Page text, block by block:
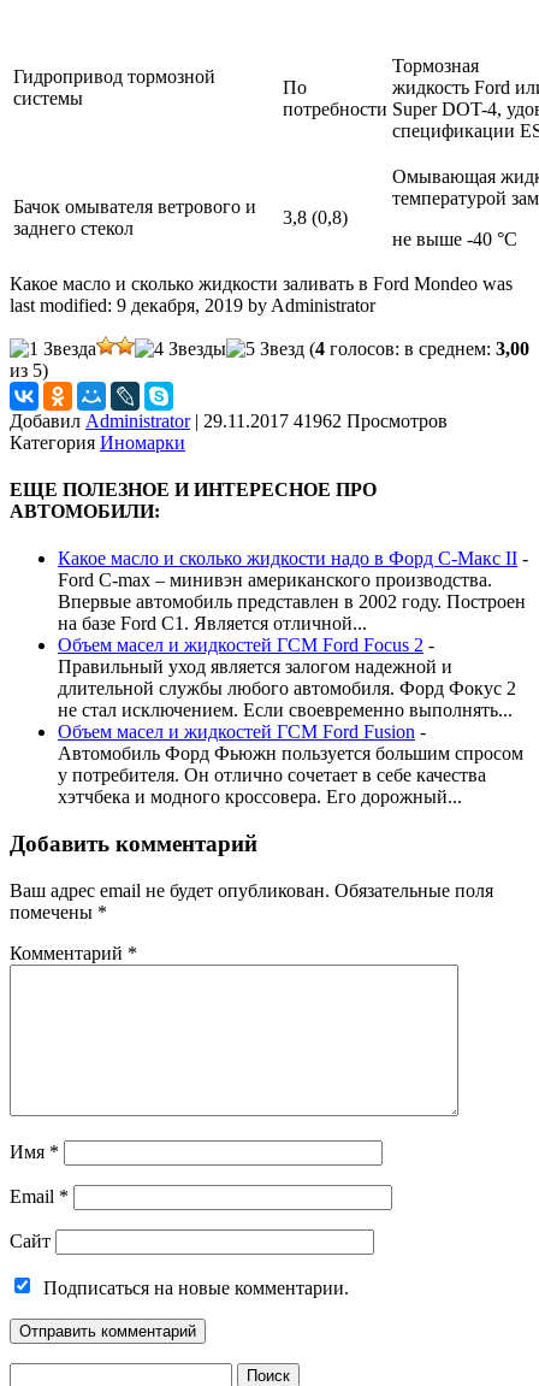
Гидропривод тормозной
системы
По
потребности
Тормозная
жидкость Ford
Super DOT-4,
спецификации
Бачок омывателя ветрового и
заднего стекол
3,8 (0,8)
Омывающая
температурой
не выше -40 °С
Какое масло и сколько жидкости заливать в Ford Mondeo was
last modified: 9 декабря, 2019 by Administrator
(4 голосов: в среднем: 3,00
из 5)
Добавил Administrator | 29.11.2017 41962 Просмотров
Категория Иномарки
ЕЩЕ ПОЛЕЗНОЕ И ИНТЕРЕСНОЕ ПРО
АВТОМОБИЛИ:
Какое масло и сколько жидкости надо в Форд С-Макс II -
Ford C-max – минивэн американского производства.
Впервые автомобиль представлен в 2002 году. Построен
на базе Ford C1. Является отличной...
Объем масел и жидкостей ГСМ Ford Focus 2 -
Правильный уход является залогом надежной и
длительной службы любого автомобиля. Форд Фокус 2
не стал исключением. Если своевременно выполнять...
Объем масел и жидкостей ГСМ Ford Fusion -
Автомобиль Форд Фьюжн пользуется большим спросом
у потребителя. Он отлично сочетает в себе качества
хэтчбека и модного кроссовера. Его дорожный...
Добавить комментарий
Ваш адрес email не будет опубликован. Обязательные поля
помечены *
Комментарий *
Имя *
Email *
Сайт
Подписаться на новые комментарии.